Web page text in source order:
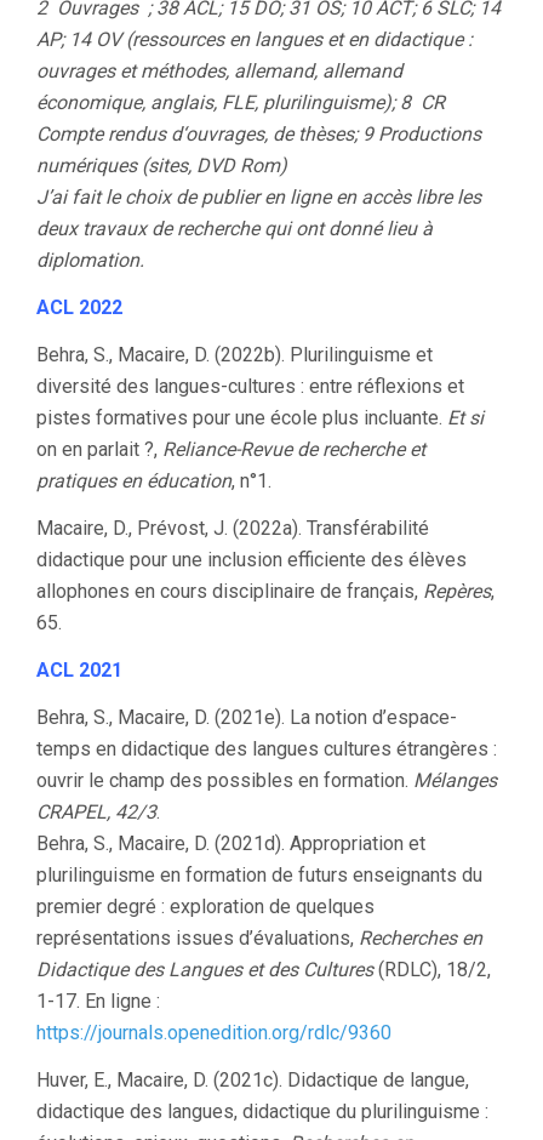
2 Ouvrages ;38 ACL; 15 DO;31 OS; 10 ACT; 6 SLC; 14
AP; 14 OV (ressources en langues et en didactique :
ouvrages et méthodes, allemand, allemand
économique, anglais, FLE, plurilinguisme);8 CR
Compte rendus d‘ouvrages, de thèses; 9 Productions
numériques (sites, DVD Rom)
J’ai fait le choix de publier en ligne en accès libre les
deux travaux de recherche qui ont donné lieu à
diplomation.
ACL 2022
Behra, S., Macaire, D. (2022b). Plurilinguisme et
diversité des langues-cultures : entre réflexions et
pistes formatives pour une école plus incluante. Et si
on en parlait ?, Reliance-Revue de recherche et
pratiques en éducation, n°1.
Macaire, D., Prévost, J. (2022a). Transférabilité
didactique pour une inclusion efficiente des élèves
allophones en cours disciplinaire de français, Repères,
65.
ACL 2021
Behra, S., Macaire, D. (2021e). La notion d’espace-
temps en didactique des langues cultures étrangères :
ouvrir le champ des possibles en formation. Mélanges
CRAPEL, 42/3.
Behra, S., Macaire, D. (2021d). Appropriation et
plurilinguisme en formation de futurs enseignants du
premier degré : exploration de quelques
représentations issues d’évaluations, Recherches en
Didactique des Langues et des Cultures(RDLC), 18/2,
1-17. En ligne :
https://journals.openedition.org/rdlc/9360
Huver, E., Macaire, D. (2021c). Didactique de langue,
didactique des langues, didactique du plurilinguisme :